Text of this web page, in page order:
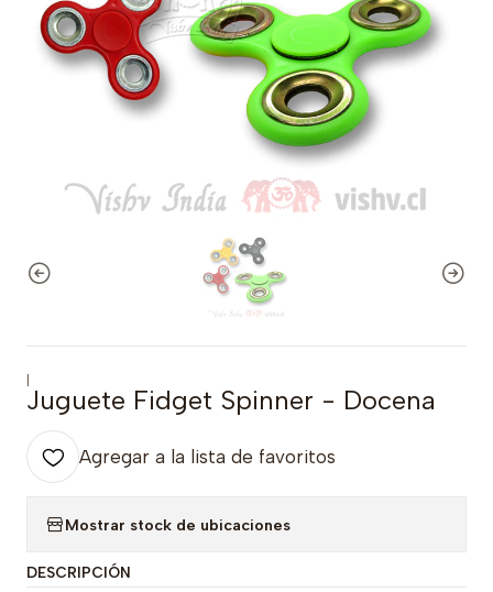
|
Juguete Fidget Spinner - Docena
Agregar a la lista de favoritos
Mostrar stock de ubicaciones
DESCRIPCIÓN